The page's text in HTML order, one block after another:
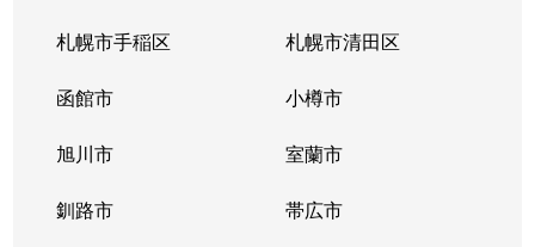
札幌市手稲区 札幌市清田区
函館市 小樽市
旭川市 室蘭市
釧路市 帯広市